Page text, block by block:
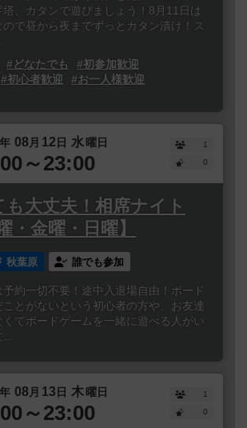
塔、カタンで遊びましょう！8月11日は
で昼から夜までずっとカタン漬け！ス
#どなたでも
#初参加歓迎
#初心者歓迎
#お一人様歓迎
年 08 月 12日 水曜日
～23:00
1
0
も大丈夫！相席ナイト
・金曜・日曜】
秋葉原 誰でも参加
約一切不要！途中入退場自由！ボード
とがないという初心者の方や、お友達
てボードゲームを一緒に遊べる人がい
年 08 月 13日 木曜日
～23:00
1
0